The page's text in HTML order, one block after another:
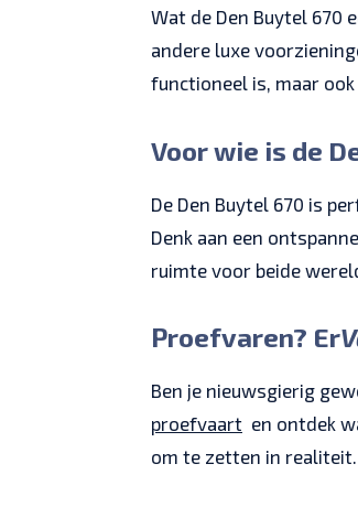
Wat de Den Buytel 670
andere luxe
functioneel is, maar
Voor wie is de
De Den Buytel 670 is
Denk aan een
ruimte voor beide
Proefvaren? Er
Ben je nieuwsgierig
proefvaart en ontdek
om te zetten in realiteit.